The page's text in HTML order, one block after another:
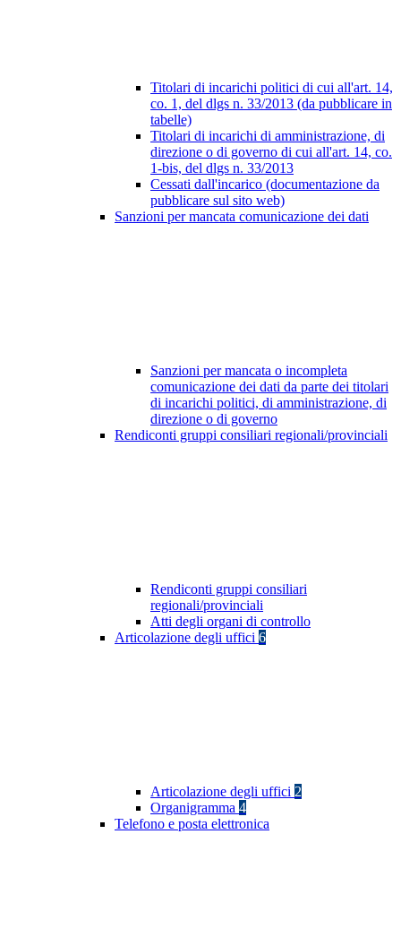
Titolari di incarichi politici di cui all'art. 14,
co. 1, del dlgs n. 33/2013 (da pubblicare in
tabelle)
Titolari di incarichi di amministrazione, di
direzione o di governo di cui all'art. 14, co.
1-bis, del dlgs n. 33/2013
Cessati dall'incarico (documentazione da
pubblicare sul sito web)
Sanzioni per mancata comunicazione dei dati
Sanzioni per mancata o incompleta
comunicazione dei dati da parte dei titolari
di incarichi politici, di amministrazione, di
direzione o di governo
Rendiconti gruppi consiliari regionali/provinciali
Rendiconti gruppi consiliari
regionali/provinciali
Atti degli organi di controllo
Articolazione degli uffici 6
Articolazione degli uffici 2
Organigramma 4
Telefono e posta elettronica